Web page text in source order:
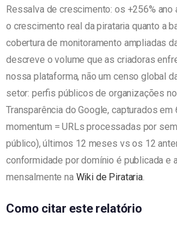
Ressalva de crescimento: os +256% ano
o crescimento real da pirataria quanto a
cobertura de monitoramento ampliadas
descreve o volume que as criadoras
nossa plataforma, não um censo global
setor: perfis públicos de organizações
Transparência do Google, capturados em
momentum = URLs processadas por
público), últimos 12 meses vs os 12
conformidade por domínio é publicada e
mensalmente na Wiki de Pirataria.
Como citar este relatório